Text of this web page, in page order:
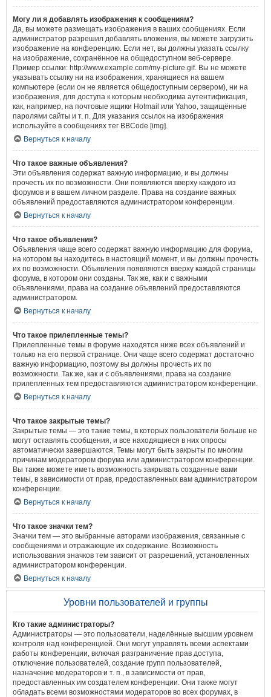
Могу ли я добавлять изображения к сообщениям?
Да, вы можете размещать изображения в ваших сообщениях. Если
администратор разрешил добавлять вложения, вы можете загрузить
изображение на конференцию. Если нет, вы должны указать ссылку
на изображение, сохранённое на общедоступном веб-сервере.
Пример ссылки: http://www.example.com/my-picture.gif. Вы не можете
указывать ссылку ни на изображения, хранящиеся на вашем
компьютере (если он не является общедоступным сервером), ни на
изображения, для доступа к которым необходима аутентификация,
как, например, на почтовые ящики Hotmail или Yahoo, защищённые
паролями сайты и т. п. Для указания ссылок на изображения
используйте в сообщениях тег BBCode [img].
Вернуться к началу
Что такое важные объявления?
Эти объявления содержат важную информацию, и вы должны
прочесть их по возможности. Они появляются вверху каждого из
форумов и в вашем личном разделе. Права на создание важных
объявлений предоставляются администратором конференции.
Вернуться к началу
Что такое объявления?
Объявления чаще всего содержат важную информацию для форума,
на котором вы находитесь в настоящий момент, и вы должны прочесть
их по возможности. Объявления появляются вверху каждой страницы
форума, в котором они созданы. Так же, как и с важными
объявлениями, права на создание объявлений предоставляются
администратором.
Вернуться к началу
Что такое прилепленные темы?
Прилепленные темы в форуме находятся ниже всех объявлений и
только на его первой странице. Они чаще всего содержат достаточно
важную информацию, поэтому вы должны прочесть их по
возможности. Так же, как и с объявлениями, права на создание
прилепленных тем предоставляются администратором конференции.
Вернуться к началу
Что такое закрытые темы?
Закрытые темы — это такие темы, в которых пользователи больше не
могут оставлять сообщения, и все находящиеся в них опросы
автоматически завершаются. Темы могут быть закрыты по многим
причинам модератором форума или администратором конференции.
Вы также можете иметь возможность закрывать созданные вами
темы, в зависимости от прав, предоставленных вам администратором
конференции.
Вернуться к началу
Что такое значки тем?
Значки тем — это выбранные авторами изображения, связанные с
сообщениями и отражающие их содержание. Возможность
использования значков тем зависит от разрешений, установленных
администратором конференции.
Вернуться к началу
Уровни пользователей и группы
Кто такие администраторы?
Администраторы — это пользователи, наделённые высшим уровнем
контроля над конференцией. Они могут управлять всеми аспектами
работы конференции, включая разграничение прав доступа,
отключение пользователей, создание групп пользователей,
назначение модераторов и т. п., в зависимости от прав,
предоставленных им создателем конференции. Они также могут
обладать всеми возможностями модераторов во всех форумах, в